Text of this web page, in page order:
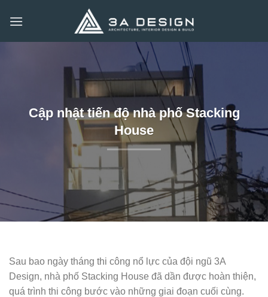
qua
Cập nhật tiến độ nhà phố Stacking
House
Sau bao ngày tháng thi công nổ lực của đội ngũ 3A
Design, nhà phố Stacking House đã dần được hoàn thiện,
quá trình thi công bước vào những giai đoạn cuối cùng.